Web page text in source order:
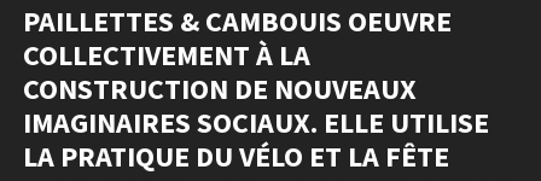
PAILLETTES & CAMBOUIS OEUVRE
COLLECTIVEMENT À LA
CONSTRUCTION DE NOUVEAUX
IMAGINAIRES SOCIAUX. ELLE UTILISE
LA PRATIQUE DU VÉLO ET LA FÊTE